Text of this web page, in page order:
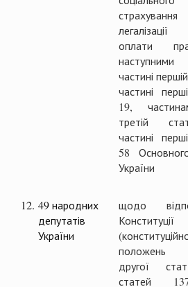
оплати
наступними
частині
частині
19,
третій
частині
58
України
12. 49 народних
депутатів
України
щодо
положень
другої
статей